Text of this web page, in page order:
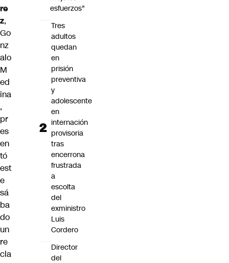
re
z,
Go
nz
alo
M
ed
ina
,
pr
es
en
tó
est
e
sá
ba
do
un
re
cla
esfuerzos"
Tres
adultos
quedan
en
prisión
preventiva
y
adolescente
en
internación
provisoria
tras
encerrona
frustrada
a
escolta
del
exministro
Luis
Cordero
Director
del